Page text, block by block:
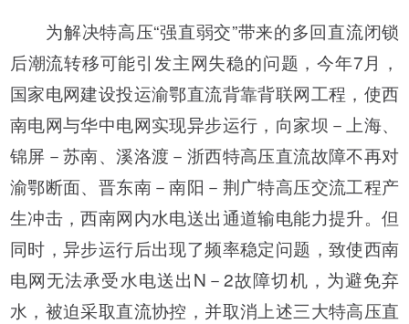
为解决特高压“强直弱交”带来的多回直流闭锁
后潮流转移可能引发主网失稳的问题，今年7月，
国家电网建设投运渝鄂直流背靠背联网工程，使西
南电网与华中电网实现异步运行，向家坝－上海、
锦屏－苏南、溪洛渡－浙西特高压直流故障不再对
渝鄂断面、晋东南－南阳－荆广特高压交流工程产
生冲击，西南网内水电送出通道输电能力提升。但
同时，异步运行后出现了频率稳定问题，致使西南
电网无法承受水电送出N－2故障切机，为避免弃
水，被迫采取直流协控，并取消上述三大特高压直